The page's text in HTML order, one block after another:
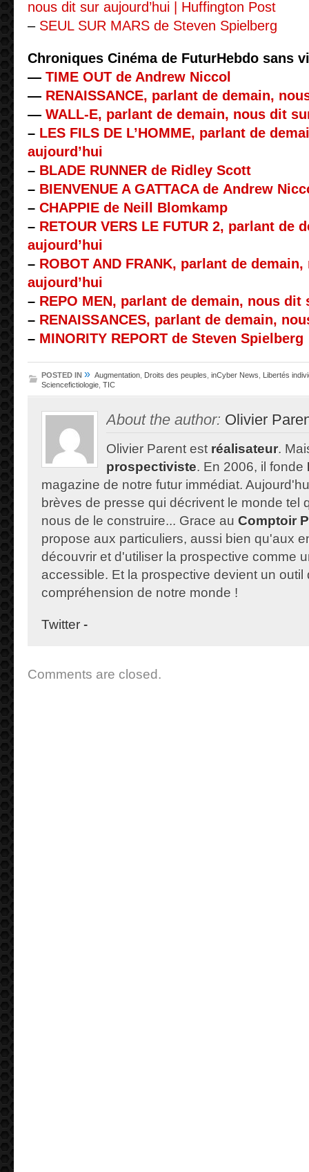
nous dit sur aujourd’hui | Huffington Post
– SEUL SUR MARS de Steven Spielberg
Chroniques Cinéma de FuturHebdo sans
— TIME OUT de Andrew Niccol
— RENAISSANCE, parlant de demain,
— WALL-E, parlant de demain, nous dit
– LES FILS DE L’HOMME, parlant de
aujourd’hui
– BLADE RUNNER de Ridley Scott
– BIENVENUE A GATTACA de Andrew
– CHAPPIE de Neill Blomkamp
– RETOUR VERS LE FUTUR 2, parlant de
aujourd’hui
– ROBOT AND FRANK, parlant de
aujourd’hui
– REPO MEN, parlant de demain, nous dit
– RENAISSANCES, parlant de demain,
– MINORITY REPORT de Steven Spielberg
POSTED IN » Augmentation Droits des peuples inCyber News
Libertés
Sciencefictiologie TIC
About the author: Olivier
Olivier Parent est réalisateur.
prospectiviste. En 2006, il fonde
magazine de notre futur immédiat.
brèves de presse qui décrivent le monde tel
nous de le construire... Grace au Comptoir
propose aux particuliers, aussi bien qu'aux
découvrir et d'utiliser la prospective comme
accessible. Et la prospective devient un outil
compréhension de notre monde !
Twitter -
Comments are closed.